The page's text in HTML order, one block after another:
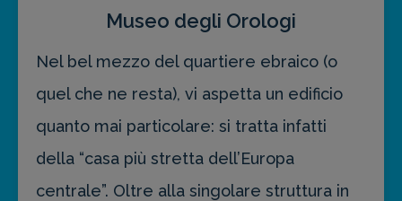
Museo degli Orologi
Nel bel mezzo del quartiere ebraico (o
quel che ne resta), vi aspetta un edificio
quanto mai particolare: si tratta infatti
della “casa più stretta dell’Europa
centrale”. Oltre alla singolare struttura in